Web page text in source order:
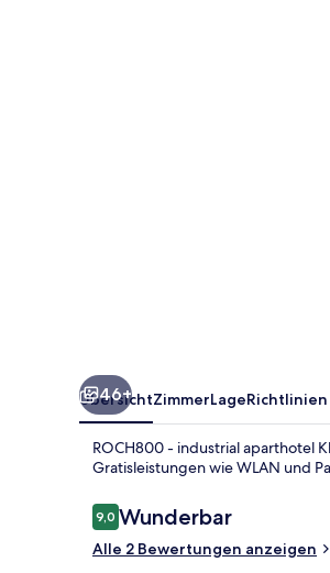
46+
ÜbersichtZimmerLageRichtlinien
ROCH800 - industrial aparthotel
Gratisleistungen wie WLAN und
Bewertungen
9,09,0 von 10.
Wunderbar
Alle 2 Bewertungen anzeigen